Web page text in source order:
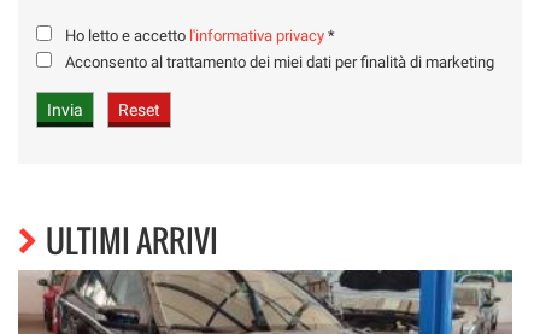
Ho letto e accetto l'informativa privacy *
Acconsento al trattamento dei miei dati per finalità di marketing
ULTIMI ARRIVI